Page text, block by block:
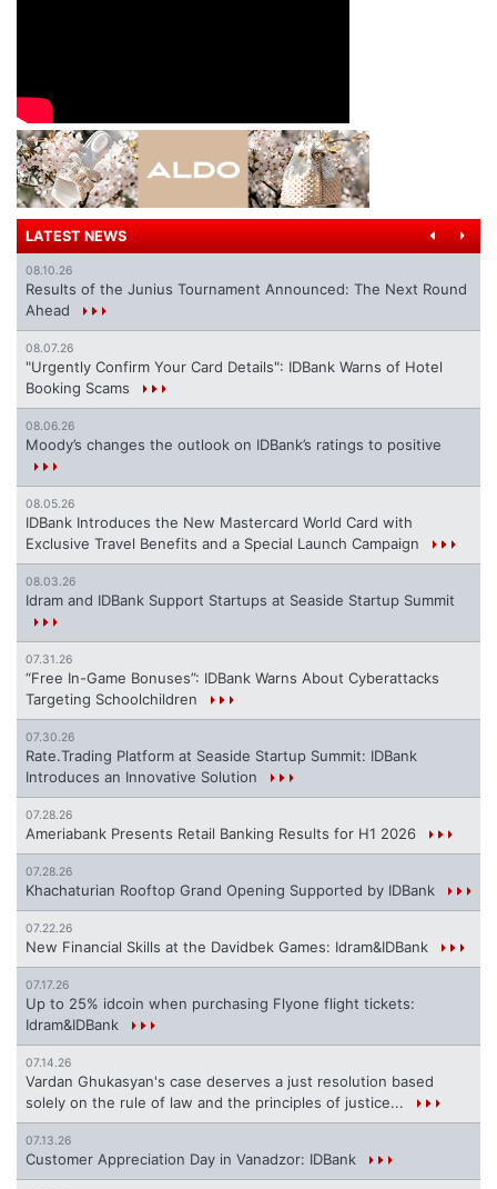
LATEST NEWS
08.10.26
Results of the Junius Tournament Announced: The Next Round
Ahead
08.07.26
"Urgently Confirm Your Card Details": IDBank Warns of Hotel
Booking Scams
08.06.26
Moody’s changes the outlook on IDBank’s ratings to positive
08.05.26
IDBank Introduces the New Mastercard World Card with
Exclusive Travel Benefits and a Special Launch Campaign
08.03.26
Idram and IDBank Support Startups at Seaside Startup Summit
07.31.26
“Free In-Game Bonuses”: IDBank Warns About Cyberattacks
Targeting Schoolchildren
07.30.26
Rate.Trading Platform at Seaside Startup Summit: IDBank
Introduces an Innovative Solution
07.28.26
Ameriabank Presents Retail Banking Results for H1 2026
07.28.26
Khachaturian Rooftop Grand Opening Supported by IDBank
07.22.26
New Financial Skills at the Davidbek Games: Idram&IDBank
07.17.26
Up to 25% idcoin when purchasing Flyone flight tickets:
Idram&IDBank
07.14.26
Vardan Ghukasyan's case deserves a just resolution based
solely on the rule of law and the principles of justice...
07.13.26
Customer Appreciation Day in Vanadzor: IDBank